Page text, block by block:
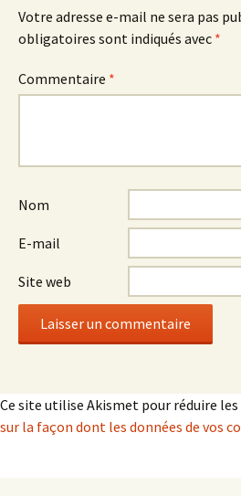
Votre adresse e-mail ne sera pas
obligatoires sont indiqués avec *
Commentaire *
Nom
E-mail
Site web
Ce site utilise Akismet pour réduire
sur la façon dont les données de vos